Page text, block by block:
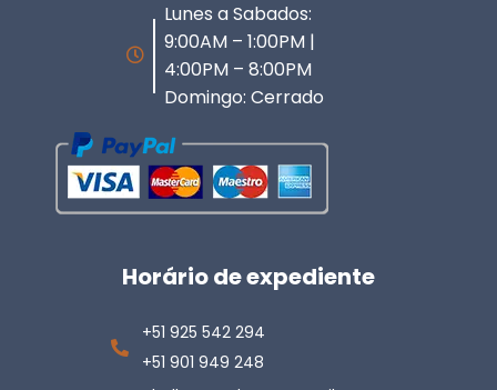
Lunes a Sabados:
9:00AM – 1:00PM |
4:00PM – 8:00PM
Domingo: Cerrado
Horário de expediente
+51 925 542 294
+51 901 949 248